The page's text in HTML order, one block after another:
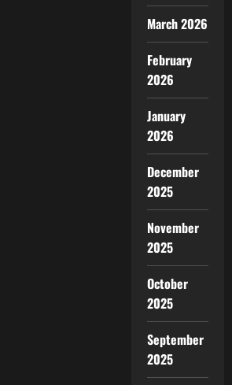
March 2026
February
2026
January
2026
December
2025
November
2025
October
2025
September
2025